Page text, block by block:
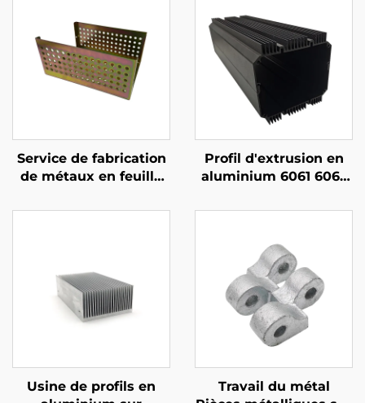
Service de fabrication
de métaux en feuille
en métal en acier avec
Profil d'extrusion en
aluminium 6061 6063
finition anodisée noire
Usine de profils en
Travail du métal